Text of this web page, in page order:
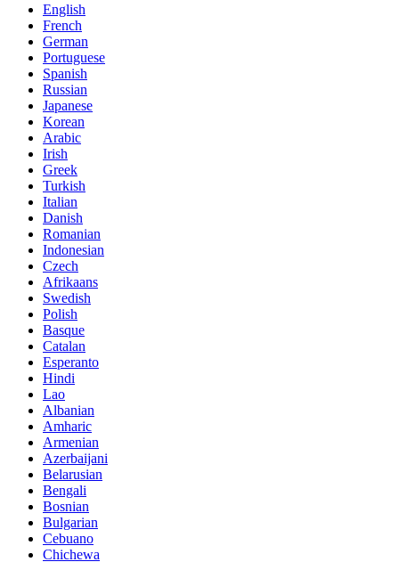
English
French
German
Portuguese
Spanish
Russian
Japanese
Korean
Arabic
Irish
Greek
Turkish
Italian
Danish
Romanian
Indonesian
Czech
Afrikaans
Swedish
Polish
Basque
Catalan
Esperanto
Hindi
Lao
Albanian
Amharic
Armenian
Azerbaijani
Belarusian
Bengali
Bosnian
Bulgarian
Cebuano
Chichewa